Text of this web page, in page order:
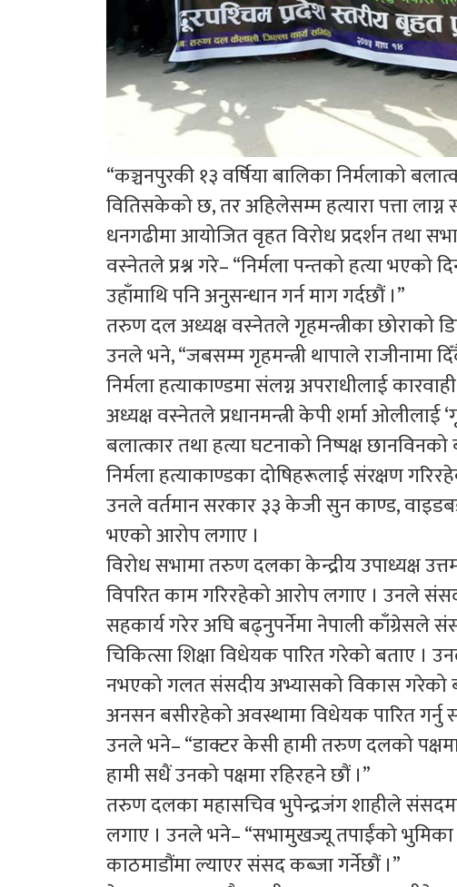
“कञ्चनपुरकी १३ वर्षिया बालिका निर्मलाको
वितिसकेको छ, तर अहिलेसम्म हत्यारा पत्ता
धनगढीमा आयोजित वृहत विरोध प्रदर्शन तथा
वस्नेतले प्रश्न गरे– “निर्मला पन्तको हत्या भएको
उहाँमाथि पनि अनुसन्धान गर्न माग गर्दछौं ।”
तरुण दल अध्यक्ष वस्नेतले गृहमन्त्रीका छोराको
उनले भने, “जबसम्म गृहमन्त्री थापाले राजीनामा
निर्मला हत्याकाण्डमा संलग्न अपराधीलाई
अध्यक्ष वस्नेतले प्रधानमन्त्री केपी शर्मा ओलीलाई
बलात्कार तथा हत्या घटनाको निष्पक्ष
निर्मला हत्याकाण्डका दोषिहरूलाई संरक्षण
उनले वर्तमान सरकार ३३ केजी सुन काण्ड,
भएको आरोप लगाए ।
विरोध सभामा तरुण दलका केन्द्रीय उपाध्यक्ष
विपरित काम गरिरहेको आरोप लगाए । उनले
सहकार्य गरेर अघि बढ्नुपर्नेमा नेपाली काँग्रेसले
चिकित्सा शिक्षा विधेयक पारित गरेको बताए ।
नभएको गलत संसदीय अभ्यासको विकास गरेको
अनसन बसीरहेको अवस्थामा विधेयक पारित गर्नु
उनले भने– “डाक्टर केसी हामी तरुण दलको
हामी सधैं उनको पक्षमा रहिरहने छौं ।”
तरुण दलका महासचिव भुपेन्द्रजंग शाहीले
लगाए । उनले भने– “सभामुखज्यू तपाईंको
काठमाडौंमा ल्याएर संसद कब्जा गर्नेछौं ।”